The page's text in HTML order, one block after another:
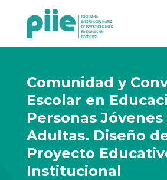
Comunidad y
Escolar en
Personas Jóvenes
Adultas. Diseño
Proyecto
Institucional